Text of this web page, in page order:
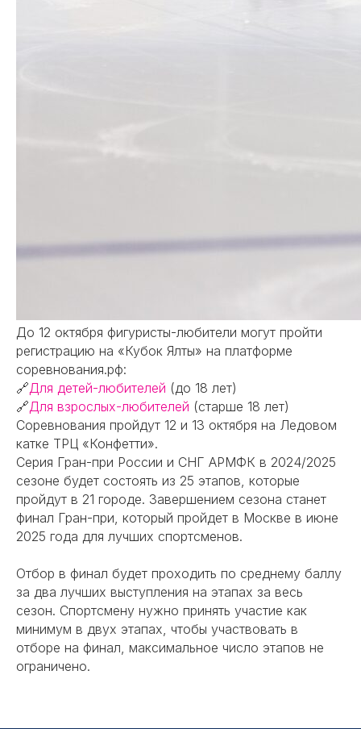
До 12 октября фигуристы-любители могут пройти
регистрацию на «Кубок Ялты» на платформе
соревнования.рф:
🔗Для детей-любителей (до 18 лет)
🔗Для взрослых-любителей (старше 18 лет)
Соревнования пройдут 12 и 13 октября на Ледовом
катке ТРЦ «Конфетти».
Серия Гран-при России и СНГ АРМФК в 2024/2025
сезоне будет состоять из 25 этапов, которые
пройдут в 21 городе. Завершением сезона станет
финал Гран-при, который пройдет в Москве в июне
2025 года для лучших спортсменов.
Отбор в финал будет проходить по среднему баллу
за два лучших выступления на этапах за весь
сезон. Спортсмену нужно принять участие как
минимум в двух этапах, чтобы участвовать в
отборе на финал, максимальное число этапов не
ограничено.